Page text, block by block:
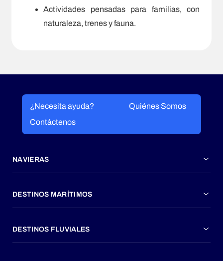
Actividades pensadas para familias, con
naturaleza, trenes y fauna.
¿Necesita ayuda?
Quiénes Somos
Contáctenos
NAVIERAS
DESTINOS MARÍTIMOS
DESTINOS FLUVIALES